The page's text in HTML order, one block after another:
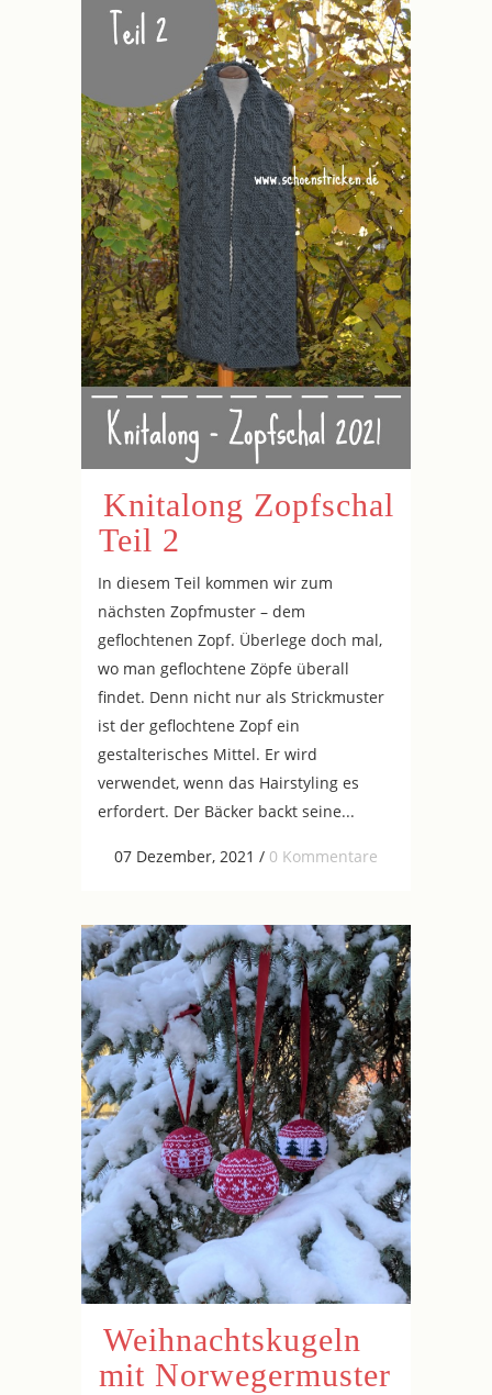
Knitalong Zopfschal
Teil 2
In diesem Teil kommen wir zum
nächsten Zopfmuster – dem
geflochtenen Zopf. Überlege doch mal,
wo man geflochtene Zöpfe überall
findet. Denn nicht nur als Strickmuster
ist der geflochtene Zopf ein
gestalterisches Mittel. Er wird
verwendet, wenn das Hairstyling es
erfordert. Der Bäcker backt seine...
07 Dezember, 2021 / 0 Kommentare
Weihnachtskugeln
mit Norwegermuster